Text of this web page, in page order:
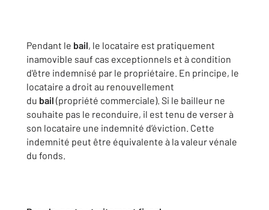
Pendant le bail, le locataire est pratiquement
inamovible sauf cas exceptionnels et à condition
d'être indemnisé par le propriétaire. En principe, le
locataire a droit au renouvellement
du bail (propriété commerciale). Si le bailleur ne
souhaite pas le reconduire, il est tenu de verser à
son locataire une indemnité d’éviction. Cette
indemnité peut être équivalente à la valeur vénale
du fonds.